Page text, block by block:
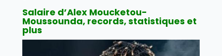
Salaire d’Alex Moucketou-
Moussounda, records, statistiques et
plus